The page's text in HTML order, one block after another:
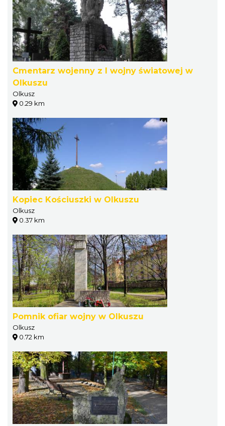
Cmentarz wojenny z I wojny światowej w
Olkuszu
Olkusz
0.29 km
Kopiec Kościuszki w Olkuszu
Olkusz
0.37 km
Pomnik ofiar wojny w Olkuszu
Olkusz
0.72 km